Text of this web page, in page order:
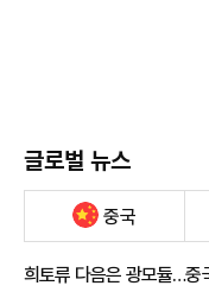
글로벌 뉴스
중국
희토류 다음은 광모듈…중